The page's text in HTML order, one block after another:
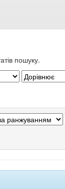
пошуку.